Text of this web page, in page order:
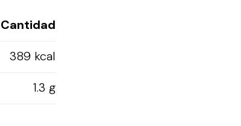
Cantidad
389 kcal
1.3 g